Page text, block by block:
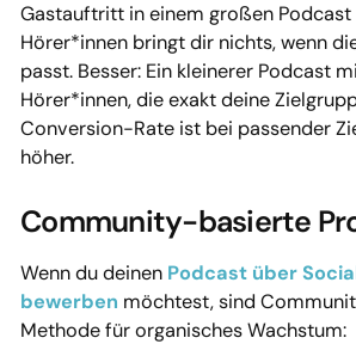
Gastauftritt in einem großen
Hörer*innen bringt dir nichts, wenn
passt. Besser: Ein kleinerer Podcast
Hörer*innen, die exakt deine
Conversion-Rate ist bei passender
höher.
Community-basierte
Wenn du deinen Podcast über
bewerben möchtest, sind
Methode für organisches Wachstum: